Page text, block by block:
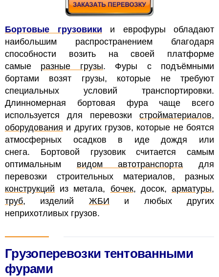
Бортовые грузовики
и еврофуры обладают
наибольшим распространением благодаря
способности возить на своей платформе
самые разные грузы. Фуры с подъёмными
бортами возят грузы, которые не требуют
специальных условий транспортировки.
Длинномерная бортовая фура чаще всего
используется для перевозки стройматериалов,
оборудования и других грузов, которые не боятся
атмосферных осадков в иде дождя или
снега. Бортовой грузовик считается самым
оптимальным видом автотранспорта для
перевозки строительных материалов, разных
конструкций из метала, бочек, досок,арматуры,
труб, изделий ЖБИ и любых других
неприхотливых грузов.
Грузоперевозки тентованными
фурами